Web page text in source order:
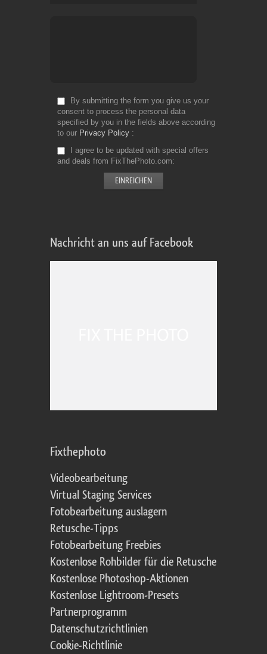
By submitting the form you give us your
consent to process the personal data
specified by you in the fields above according
to our Privacy Policy
I agree to be updated with special offers
and deals from FixThePhoto.com
Nachricht an uns auf Facebook
Fixthephoto
Videobearbeitung
Virtual Staging Services
Fotobearbeitung auslagern
Retusche-Tipps
Fotobearbeitung Freebies
Kostenlose Rohbilder für die Retusche
Kostenlose Photoshop-Aktionen
Kostenlose Lightroom-Presets
Partnerprogramm
Datenschutzrichtlinien
Cookie-Richtlinie